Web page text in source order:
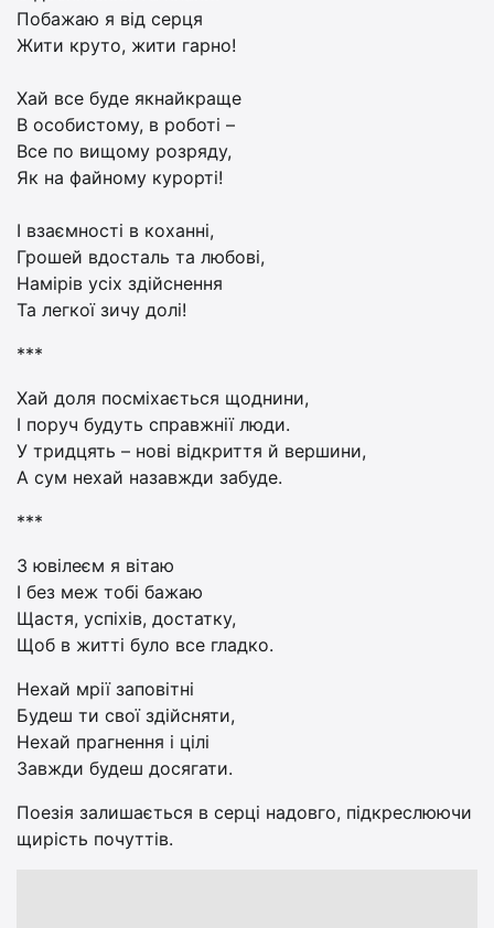
Побажаю я від серця
Жити круто, жити гарно!
Хай все буде якнайкраще
В особистому, в роботі –
Все по вищому розряду,
Як на файному курорті!
І взаємності в коханні,
Грошей вдосталь та любові,
Намірів усіх здійснення
Та легкої зичу долі!
***
Хай доля посміхається щоднини,
І поруч будуть справжнії люди.
У тридцять – нові відкриття й вершини,
А сум нехай назавжди забуде.
***
З ювілеєм я вітаю
І без меж тобі бажаю
Щастя, успіхів, достатку,
Щоб в житті було все гладко.
Нехай мрії заповітні
Будеш ти свої здійсняти,
Нехай прагнення і цілі
Завжди будеш досягати.
Поезія залишається в серці надовго, підкреслюючи
щирість почуттів.